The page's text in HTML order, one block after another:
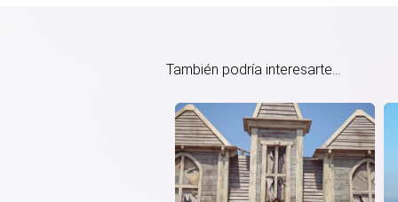
También podría interesarte...